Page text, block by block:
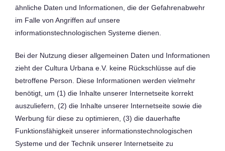
ähnliche Daten und Informationen, die der Gefahrenabwehr
im Falle von Angriffen auf unsere
informationstechnologischen Systeme dienen.
Bei der Nutzung dieser allgemeinen Daten und Informationen
zieht der Cultura Urbana e.V. keine Rückschlüsse auf die
betroffene Person. Diese Informationen werden vielmehr
benötigt, um (1) die Inhalte unserer Internetseite korrekt
auszuliefern, (2) die Inhalte unserer Internetseite sowie die
Werbung für diese zu optimieren, (3) die dauerhafte
Funktionsfähigkeit unserer informationstechnologischen
Systeme und der Technik unserer Internetseite zu